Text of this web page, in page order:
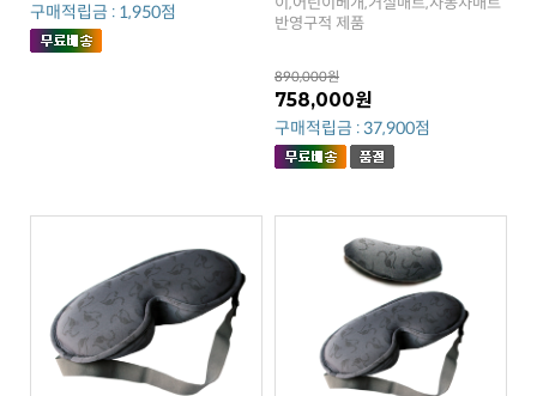
구매적립금 : 1,950점
반영구적 제품
890,000원
758,000원
구매적립금 : 37,900점